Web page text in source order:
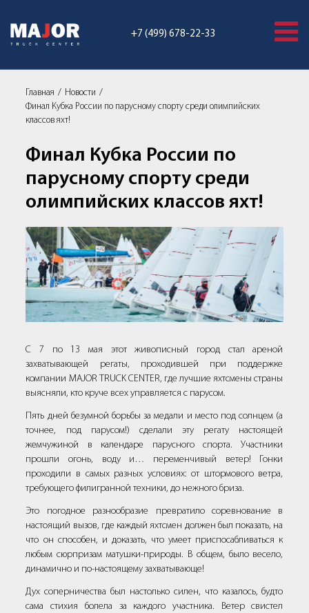
+7 (499) 678-22-33
Главная
Новости
Финал Кубка России по парусному спорту среди олимпийских
классов яхт!
Финал Кубка России по
парусному спорту среди
олимпийских классов яхт!
С 7 по 13 мая этот живописный город стал ареной
захватывающей регаты, проходившей при поддержке
компании MAJOR TRUCK CENTER, где лучшие яхтсмены страны
выясняли, кто круче всех управляется с парусом.
Пять дней безумной борьбы за медали и место под солнцем (а
точнее, под парусом!) сделали эту регату настоящей
жемчужиной в календаре парусного спорта. Участники
прошли огонь, воду и… переменчивый ветер! Гонки
проходили в самых разных условиях: от штормового ветра,
требующего филигранной техники, до нежного бриза.
Это погодное разнообразие превратило соревнование в
настоящий вызов, где каждый яхтсмен должен был показать, на
что он способен, и доказать, что умеет приспосабливаться к
любым сюрпризам матушки-природы. В общем, было весело,
динамично и по-настоящему захватывающе!
Дух соперничества был настолько силен, что казалось, будто
сама стихия болела за каждого участника. Ветер свистел